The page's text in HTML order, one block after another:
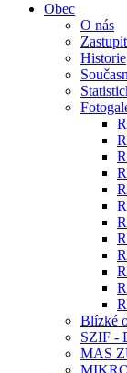
Obec
O nás
Historie
Blízké
SZIF -
MAS